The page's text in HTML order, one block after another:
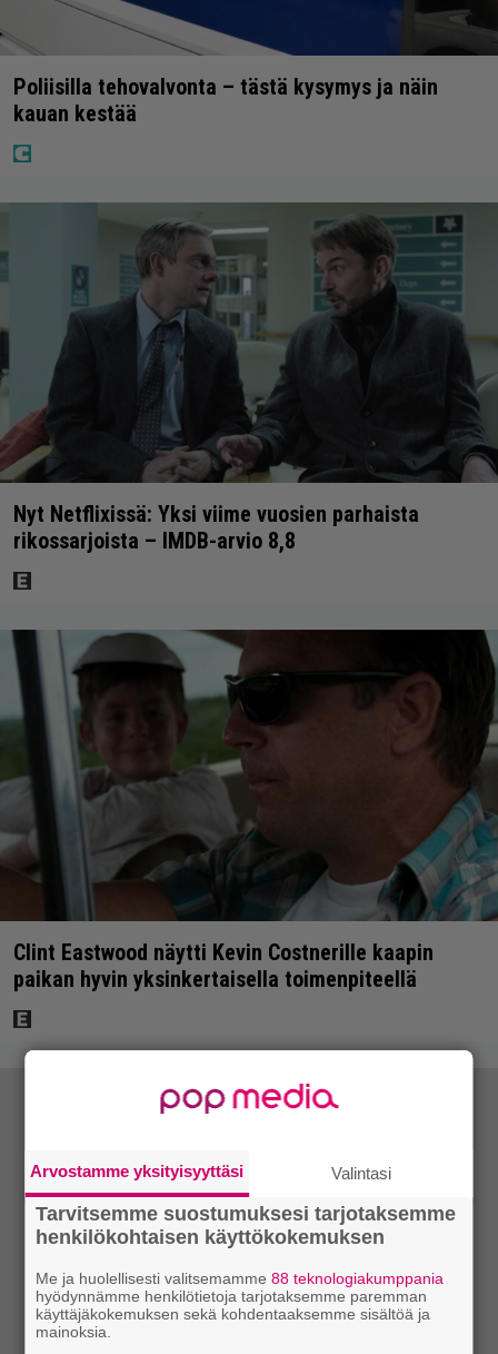
Poliisilla tehovalvonta – tästä kysymys ja näin
kauan kestää
Nyt Netflixissä: Yksi viime vuosien parhaista
rikossarjoista – IMDB-arvio 8,8
Clint Eastwood näytti Kevin Costnerille kaapin
paikan hyvin yksinkertaisella toimenpiteellä
Arvostamme yksityisyyttäsi Valintasi
Tarvitsemme suostumuksesi tarjotaksemme
henkilökohtaisen käyttökokemuksen
Me ja huolellisesti valitsemamme88 teknologiakumppania
hyödynnämme henkilötietoja tarjotaksemme paremman
käyttäjäkokemuksen sekä kohdentaaksemme sisältöä ja
mainoksia.